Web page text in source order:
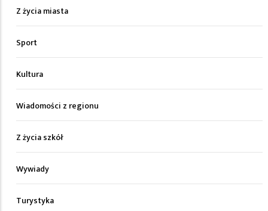
Z życia miasta
Sport
Kultura
Wiadomości z regionu
Z życia szkół
Wywiady
Turystyka